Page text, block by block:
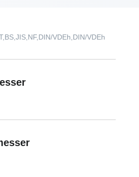
VDEh,DIN/VDEh